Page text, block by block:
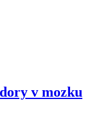
v mozku